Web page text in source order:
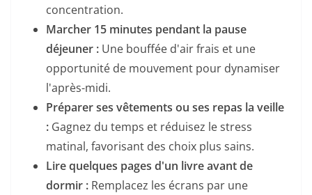
concentration.
Marcher 15 minutes pendant la pause
déjeuner : Une bouffée d'air frais et une
opportunité de mouvement pour dynamiser
l'après-midi.
Préparer ses vêtements ou ses repas la veille
: Gagnez du temps et réduisez le stress
matinal, favorisant des choix plus sains.
Lire quelques pages d'un livre avant de
dormir : Remplacez les écrans par une